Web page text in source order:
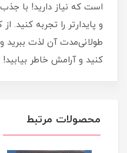
است که نیاز دارید! با
و پایدارتر را تجربه کنید.
طولانی‌مدت آن لذت ببرید
کنید و آرامش خاطر بیابید!
محصولات مرتبط